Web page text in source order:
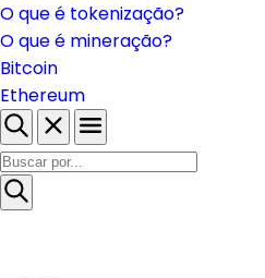
O que é tokenização?
O que é mineração?
Bitcoin
Ethereum